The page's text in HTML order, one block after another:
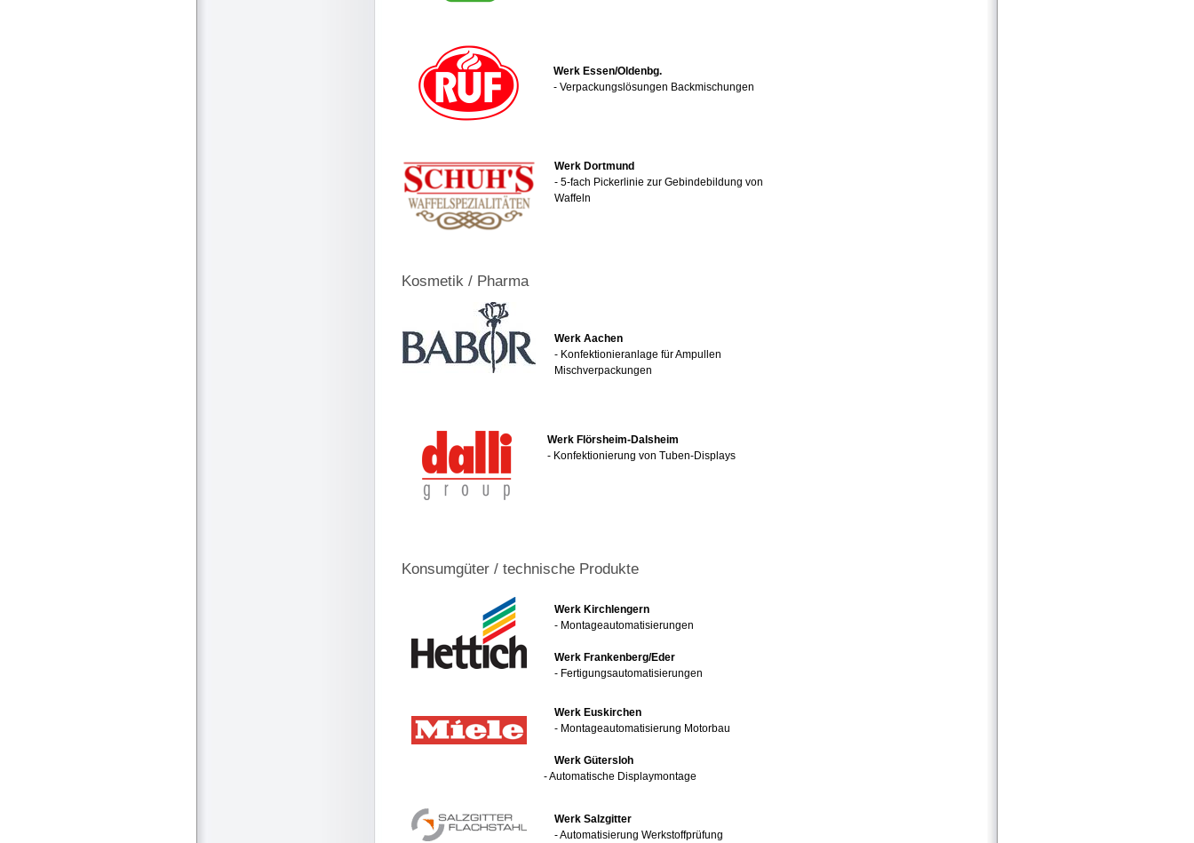
Werk Essen/Oldenbg.
- Verpackungslösungen Backmischungen
Werk Dortmund
- 5-fach Pickerlinie zur Gebindebildung von
Waffeln
Kosmetik / Pharma
Werk Aachen
- Konfektionieranlage für Ampullen
Mischverpackungen
Werk Flörsheim-Dalsheim
- Konfektionierung von Tuben-Displays
Konsumgüter / technische Produkte
Werk Kirchlengern
- Montageautomatisierungen
Werk Frankenberg/Eder
- Fertigungsautomatisierungen
Werk Euskirchen
- Montageautomatisierung Motorbau
Werk Gütersloh
- Automatische Displaymontage
Werk Salzgitter
- Automatisierung Werkstoffprüfung